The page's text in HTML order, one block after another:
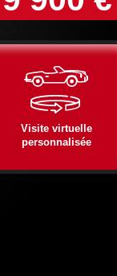
Visite virtuelle
personnalisée